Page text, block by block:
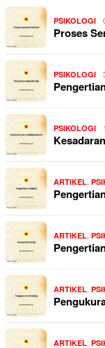
PSIKOLOGI
Proses
PSIKOLOGI
PSIKOLOGI
ARTIKEL,
ARTIKEL,
ARTIKEL,
ARTIKEL,